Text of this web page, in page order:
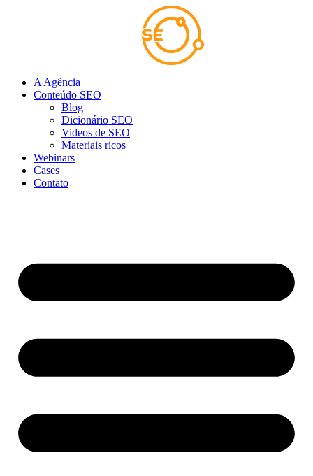
A Agência
Conteúdo SEO
Blog
Dicionário SEO
Videos de SEO
Materiais ricos
Webinars
Cases
Contato